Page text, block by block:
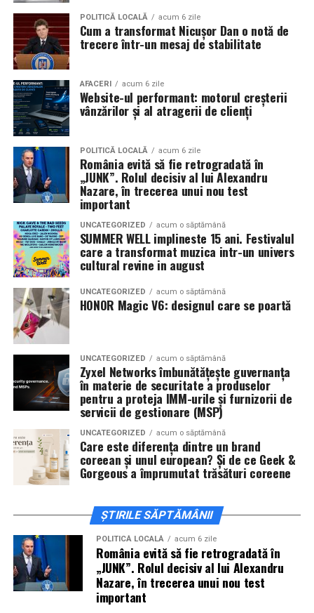
Pe11 februarieva avea loc proiecția specială
mea”de la Cinema City din City Park Constanța,de la
18:30, unde
regizorul Paul Decu și actrița Azaleea
Necula, originari din Constanța și împrejurimi, vor
prezenta filmul alături de colegii lor
Alexandra Răduță și Gabriel Vatavu.
Cinema City Shopping City Galați
12 februarie de la 18:30la întâlnirea cu actrițele
State și Azaleea Necula și regizorul Paul Decu.
Pe 13 februarie la ora 18:30, spectatorii dinIași
invitați la proiecția specială din
Mall, alături de regizorulPaul Decuși de
actoriiGabriel Vatavu, Sergiu Costache, Azaleea
Necula, Alexandra Răduță.
De „Ziua Îndrăgostiților”, pe14 februarie, în Cinema
City Iulius Mall Suceava, de la 18:30, spectatorii sunt
invitați la film alături de regizorul
actoriiSergiu Costache, Vlad si Oana Gherman,
Alexandra Răduță.
Cineplexx Băneasa Shopping City
Bucureștigăzduiește o proiecție specială în prezența
întregii echipe pe15 februarie, de la 17:30.
ÎnCraiova , regizorul Paul Decuși actorii Sergiu
Costache, Azaleea Necula și Oana Gherman vor
Mall pe 16 februarie de la ora 18:00.
ActoriiVlad Gherman, Oana Gherman și Ioana
Ginghină
vin la întâlnirea cu publicul dinCinema City
Vivo! Pitești pe 17 februarie, de la 18:30și vor
participa la o discuție după proiecție, alături de
Paul Decu.
POLITICĂ LOCALĂ acum 6 zile
Cum a transformat Nicușor Dan o notă de
trecere într-un mesaj de stabilitate
AFACERI acum 6 zile
Website-ul performant: motorul creșterii
vânzărilor și al atragerii de clienți
POLITICĂ LOCALĂ acum 6 zile
România evită să fie retrogradată în
„JUNK”. Rolul decisiv al lui Alexandru
Nazare, în trecerea unui nou test
important
UNCATEGORIZED acum o săptămână
SUMMER WELL implineste 15 ani. Festivalul
care a transformat muzica intr-un univers
cultural revine in august
UNCATEGORIZED acum o săptămână
HONOR Magic V6: designul care se poartă
UNCATEGORIZED acum o săptămână
Zyxel Networks îmbunătățește guvernanța
în materie de securitate a produselor
pentru a proteja IMM-urile și furnizorii de
servicii de gestionare (MSP)
UNCATEGORIZED acum o săptămână
Care este diferența dintre un brand
coreean și unul european? Și de ce Geek &
Gorgeous a împrumutat trăsături coreene
ȘTIRILE SĂPTĂMÂNII
POLITICĂ LOCALĂ acum 6 zile
România evită să fie retrogradată în
„JUNK”. Rolul decisiv al lui Alexandru
Nazare, în trecerea unui nou test
important